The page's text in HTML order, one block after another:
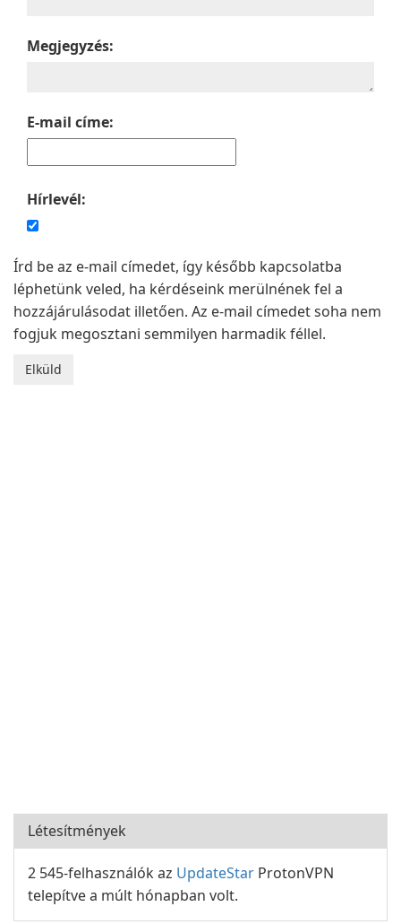
Megjegyzés:
E-mail címe:
Hírlevél:
Írd be az e-mail címedet, így később kapcsolatba
léphetünk veled, ha kérdéseink merülnének fel a
hozzájárulásodat illetően. Az e-mail címedet soha nem
fogjuk megosztani semmilyen harmadik féllel.
Létesítmények
2 545-felhasználók az UpdateStar ProtonVPN
telepítve a múlt hónapban volt.